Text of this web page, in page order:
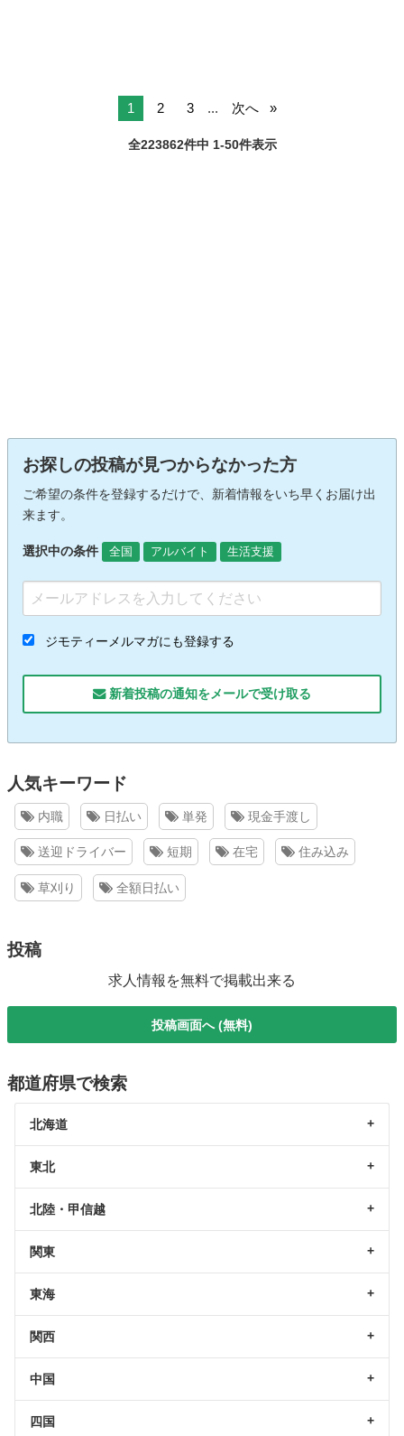
1 2 3 ... 次へ
全223862件中 1-50件表示
お探しの投稿が見つからなかった方
ご希望の条件を登録するだけで、新着情報をいち早くお届け出
来ます。
選択中の条件 全国 アルバイト 生活支援
ジモティーメルマガにも登録する
新着投稿の通知をメールで受け取る
人気キーワード
内職 日払い 単発 現金手渡し
送迎ドライバー 短期 在宅 住み込み
草刈り 全額日払い
投稿
求人情報を無料で掲載出来る
投稿画面へ (無料)
都道府県で検索
北海道
東北
北陸・甲信越
関東
東海
関西
中国
四国